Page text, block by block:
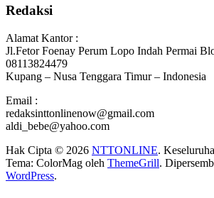
Redaksi
Alamat Kantor :
Jl.Fetor Foenay Perum Lopo Indah Permai
08113824479
Kupang – Nusa Tenggara Timur – Indonesia
Email :
redaksinttonlinenow@gmail.com
aldi_bebe@yahoo.com
Hak Cipta © 2026 NTTONLINE.
Tema: ColorMag oleh ThemeGrill.
WordPress.